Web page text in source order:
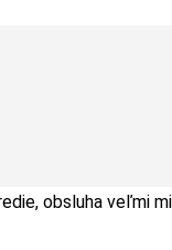
obsluha veľmi